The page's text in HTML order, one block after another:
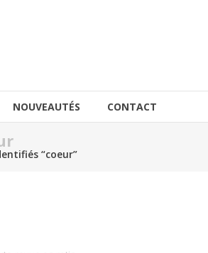
NOUVEAUTÉS CONTACT
“coeur”